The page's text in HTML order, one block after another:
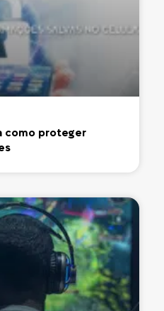
como proteger